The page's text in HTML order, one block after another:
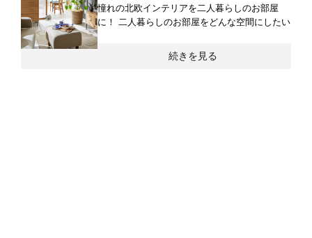
憧れの北欧インテリアを二人暮らしのお部屋
に！ 二人暮らしのお部屋をどんな空間にしたい
続きを見る